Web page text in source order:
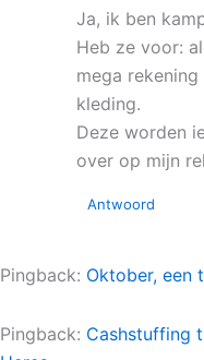
Ja, ik ben
Heb ze voor:
mega
kleding.
Deze worden
over op mijn
Antwoord
Pingback: Oktober, een
Pingback: Cashstuffing